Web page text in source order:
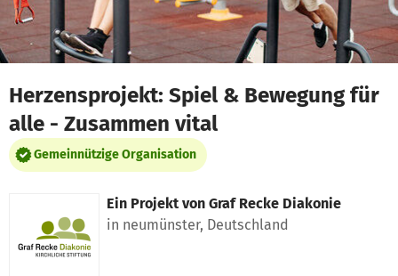
Herzensprojekt: Spiel & Bewegung für
alle - Zusammen vital
Gemeinnützige Organisation
Ein Projekt von Graf Recke Diakonie
in neumünster, Deutschland